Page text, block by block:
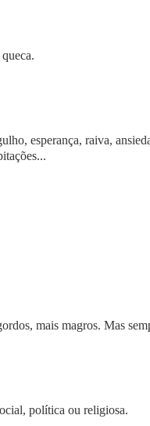
esperança, raiva,
mais magros. Mas
política ou religiosa.